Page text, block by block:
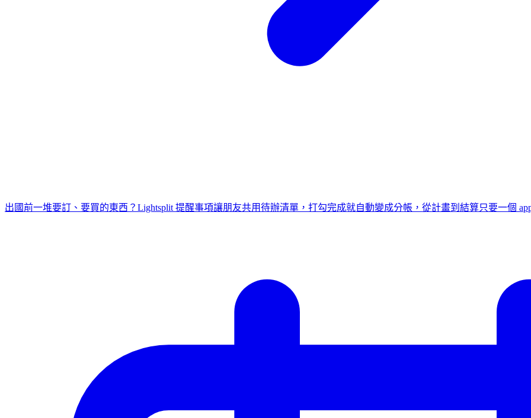
出國前一堆要訂、要買的東西？Lightsplit 提醒事項讓朋友共用待辦清單，打勾完成就自動變成分帳，從計畫到結算只要一個